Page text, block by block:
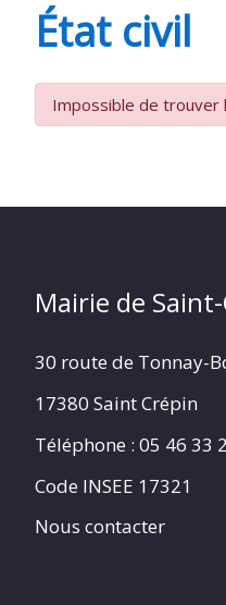
État civil
Impossible de trouver
Mairie de
30 route de Tonnay-
17380 Saint Crépin
Téléphone : 05 46 33
Code INSEE 17321
Nous contacter